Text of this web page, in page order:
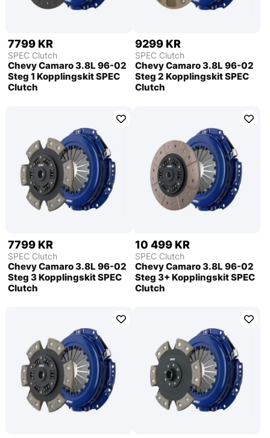
7799 KR
SPEC Clutch
Chevy Camaro 3.8L 96-02
Steg 1 Kopplingskit SPEC
Clutch
9299 KR
SPEC Clutch
Chevy Camaro 3.8L 96-02
Steg 2 Kopplingskit SPEC
Clutch
7799 KR
SPEC Clutch
Chevy Camaro 3.8L 96-02
Steg 3 Kopplingskit SPEC
Clutch
10 499 KR
SPEC Clutch
Chevy Camaro 3.8L 96-02
Steg 3+ Kopplingskit SPEC
Clutch